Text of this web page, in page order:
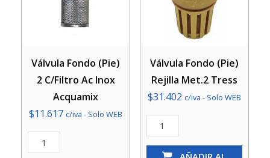
Válvula Fondo (Pie)
2 C/Filtro Ac Inox
Acquamix
$11.617 c/iva - Solo WEB
Válvula
Válvula Fondo (Pie)
Rejilla Met.2 Tress
$31.402 c/iva - Solo WEB
Válvula
Fondo